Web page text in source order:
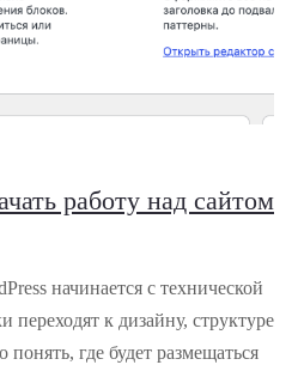
работу над сайтом
начинается с технической
переходят к дизайну, структуре
где будет размещаться